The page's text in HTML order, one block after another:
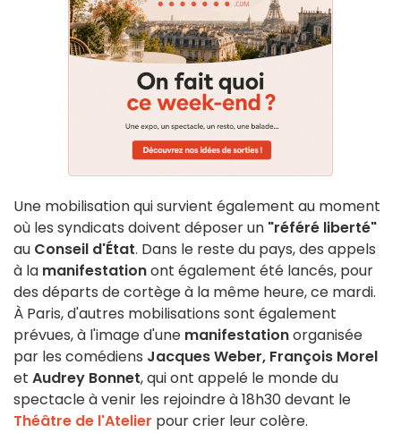
Une mobilisation qui survient également au moment
où les syndicats doivent déposer un "référé liberté"
au Conseil d'État. Dans le reste du pays, des appels
à la manifestationont également été lancés, pour
des départs de cortège à la même heure, ce mardi.
À Paris, d'autres mobilisations sont également
prévues, à l'image d'une manifestationorganisée
par les comédiens Jacques Weber, François Morel
et Audrey Bonnet, qui ont appelé le monde du
spectacle à venir les rejoindre à 18h30 devant le
Théâtre de l'Atelier pour crier leur colère.